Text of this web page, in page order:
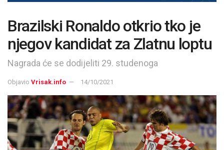
Brazilski Ronaldo otkrio tko je
njegov kandidat za Zlatnu loptu
Nagrada će se dodijeliti 29. studenoga
Objavio Vrisak.info 14/10/2021